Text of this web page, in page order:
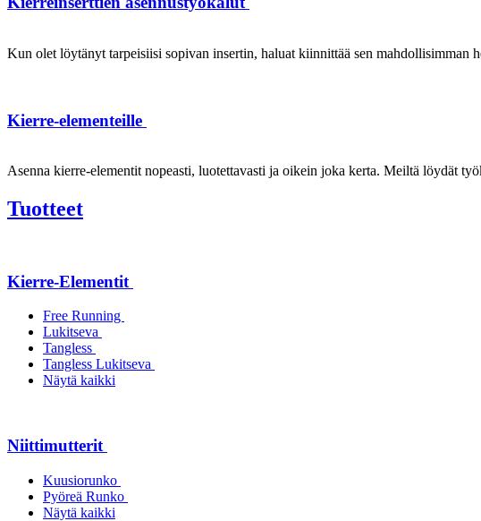
Kun olet löytänyt tarpeisiisi sopivan insertin, haluat kiinnittää sen mahdollisimman
Kierre-elementeille
Asenna kierre-elementit nopeasti, luotettavasti ja oikein joka kerta. Meiltä löydät
Tuotteet
Kierre-Elementit
Free Running
Lukitseva
Tangless
Tangless Lukitseva
Näytä kaikki
Niittimutterit
Kuusiorunko
Pyöreä Runko
Näytä kaikki